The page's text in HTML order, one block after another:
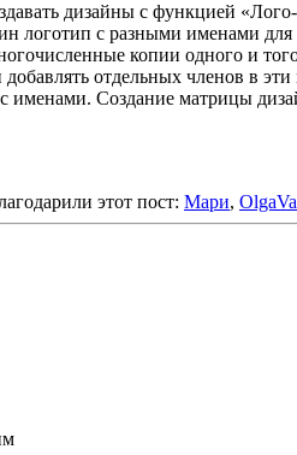
дизайны с функцией
логотип с разными именами
копии одного и
добавлять отдельных членов в
именами. Создание матрицы
этот пост: Мари,